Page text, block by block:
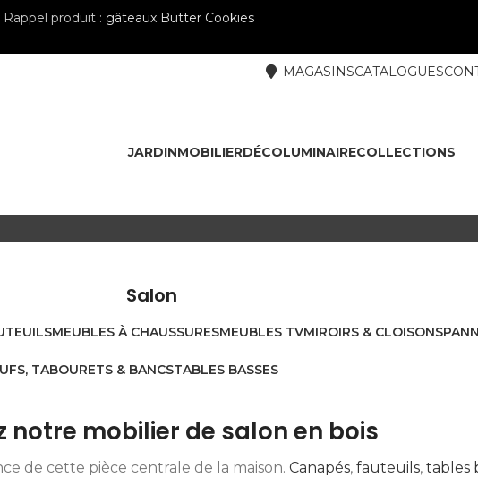
Rappel produit : gâteaux Butter Cookies
MAGASINSCATALOGUES
JARDINMOBILIERDÉCOLUMINAIRECOLLECTIONS
Salon
MEUBLES À CHAUSSURESMEUBLES TVMIROIRS & CLOISONS
TABOURETS & BANCSTABLES BASSES
notre mobilier de salon en bois
de cette pièce centrale de la maison. Canapés, fauteuils, tables